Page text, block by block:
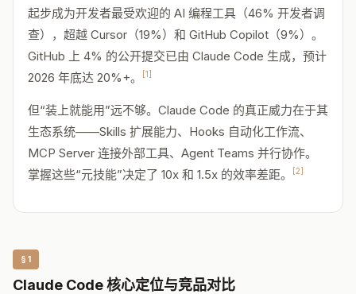
起步成为开发者最受欢迎的 AI 编程工具（46% 开发者调
查），超越 Cursor（19%）和 GitHub Copilot（9%）。
GitHub 上 4% 的公开提交已由 Claude Code 生成，预计
2026 年底达 20%+。
[1]
但“装上就能用”远不够。Claude Code 的真正威力在于其
生态系统——Skills 扩展能力、Hooks 自动化工作流、
MCP Server 连接外部工具、Agent Teams 并行协作。
掌握这些“元技能”决定了 10x 和 1.5x 的效率差距。
[2]
§1
Claude Code 核心定位与竞品对比